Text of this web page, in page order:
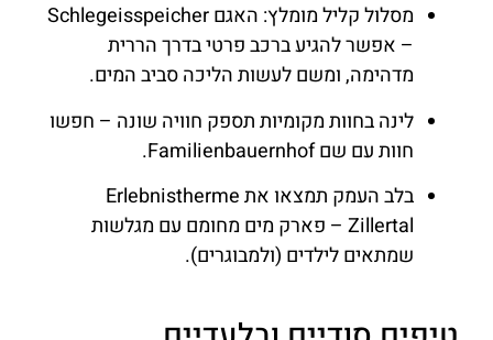
מסלול קליל מומלץ: האגם Schlegeisspeicher
– אפשר להגיע ברכב פרטי בדרך הררית
מדהימה, ומשם לעשות הליכה סביב המים.
לינה בחוות מקומיות תספק חוויה שונה – חפשו
חוות עם שם Familienbauernhof.
בלב העמק תמצאו את Erlebnistherme
Zillertal – פארק מים מחומם עם מגלשות
שמתאים לילדים (ולמבוגרים).